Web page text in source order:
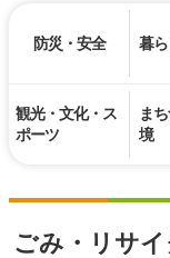
防災・安全 暮
観光・文化・ス
ポーツ
ま
境
ごみ・リサ